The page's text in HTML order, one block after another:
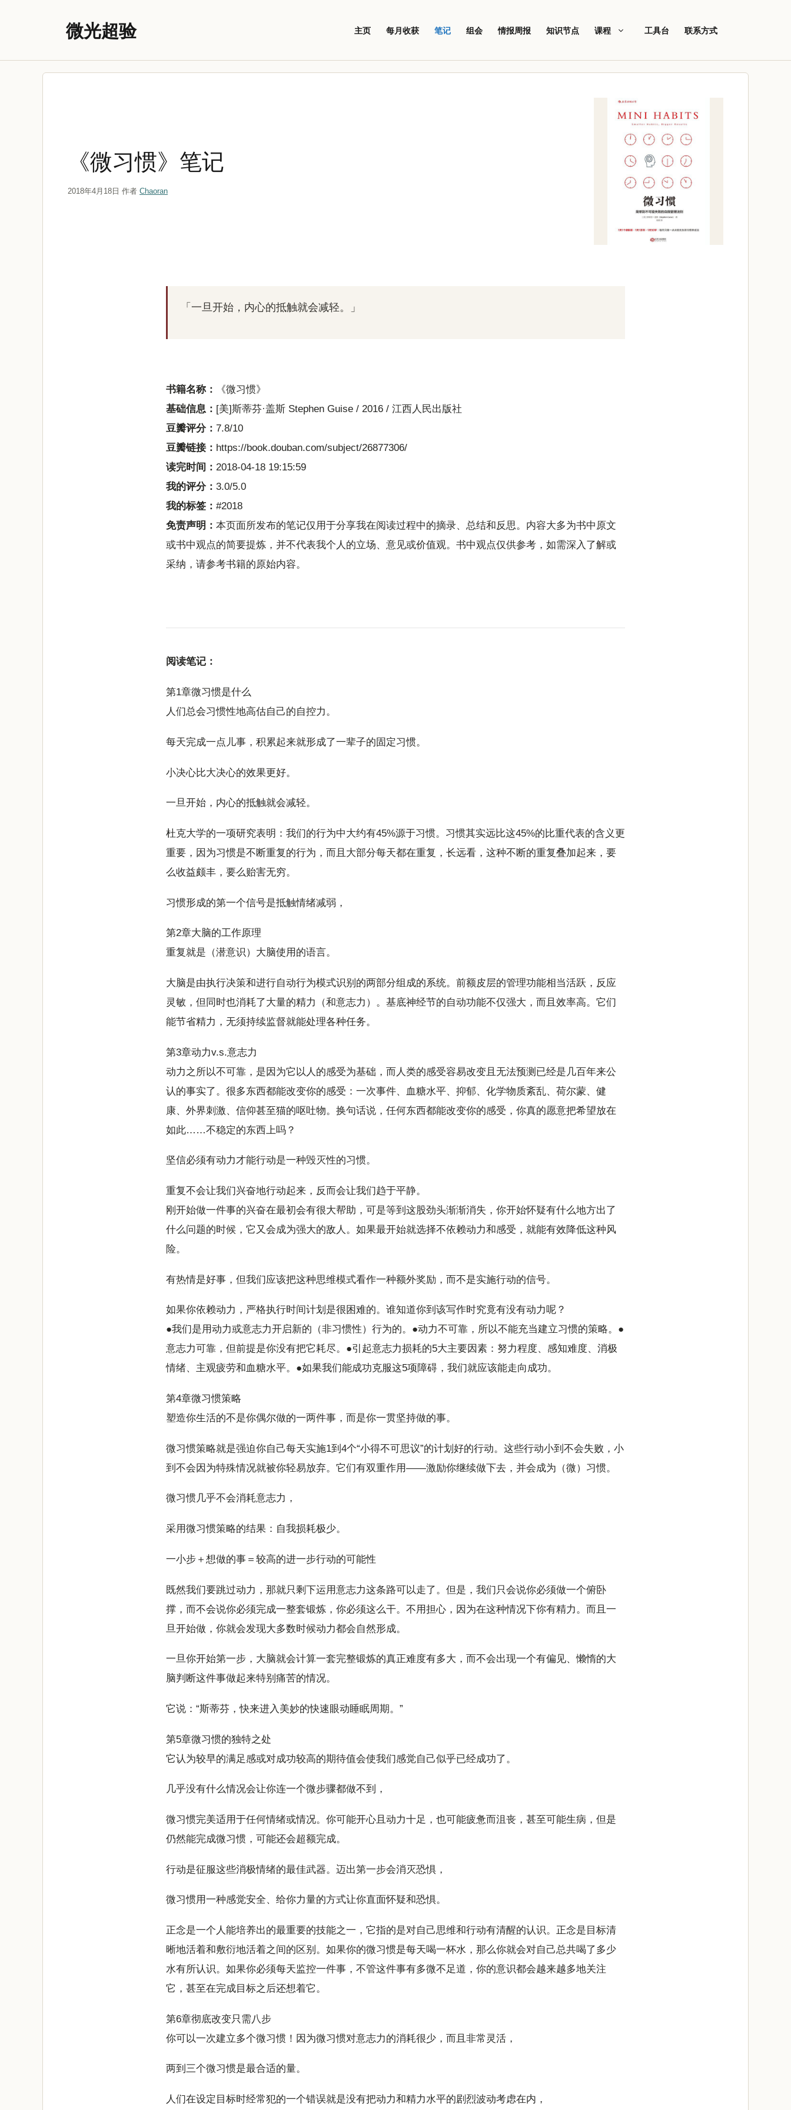
微光超验 主页 每月收获 笔记 组会 情报周报 知识节点 课程 工具台 联系方式
《微习惯》笔记
2018年4月18日 作者 Chaoran
「一旦开始，内心的抵触就会减轻。」
书籍名称：
《微习惯》
基础信息： [美]斯蒂芬·盖斯 Stephen Guise / 2016 / 江西人民出版社
豆瓣评分： 7.8/10
豆瓣链接： https://book.douban.com/subject/26877306/
读完时间： 2018-04-18 19:15:59
我的评分： 3.0/5.0
我的标签： #2018
免责声明： 本页面所发布的笔记仅用于分享我在阅读过程中的摘录、总结和反思。内容大多为书中原文
或书中观点的简要提炼，并不代表我个人的立场、意见或价值观。书中观点仅供参考，如需深入了解或
采纳，请参考书籍的原始内容。
阅读笔记：
第1章微习惯是什么
人们总会习惯性地高估自己的自控力。
每天完成一点儿事，积累起来就形成了一辈子的固定习惯。
小决心比大决心的效果更好。
一旦开始，内心的抵触就会减轻。
杜克大学的一项研究表明：我们的行为中大约有45%源于习惯。习惯其实远比这45%的比重代表的含义更
重要，因为习惯是不断重复的行为，而且大部分每天都在重复，长远看，这种不断的重复叠加起来，要
么收益颇丰，要么贻害无穷。
习惯形成的第一个信号是抵触情绪减弱，
第2章大脑的工作原理
重复就是（潜意识）大脑使用的语言。
大脑是由执行决策和进行自动行为模式识别的两部分组成的系统。前额皮层的管理功能相当活跃，反应
灵敏，但同时也消耗了大量的精力（和意志力）。基底神经节的自动功能不仅强大，而且效率高。它们
能节省精力，无须持续监督就能处理各种任务。
第3章动力v.s.意志力
动力之所以不可靠，是因为它以人的感受为基础，而人类的感受容易改变且无法预测已经是几百年来公
认的事实了。很多东西都能改变你的感受：一次事件、血糖水平、抑郁、化学物质紊乱、荷尔蒙、健
康、外界刺激、信仰甚至猫的呕吐物。换句话说，任何东西都能改变你的感受，你真的愿意把希望放在
如此……不稳定的东西上吗？
坚信必须有动力才能行动是一种毁灭性的习惯。
重复不会让我们兴奋地行动起来，反而会让我们趋于平静。
刚开始做一件事的兴奋在最初会有很大帮助，可是等到这股劲头渐渐消失，你开始怀疑有什么地方出了
什么问题的时候，它又会成为强大的敌人。如果最开始就选择不依赖动力和感受，就能有效降低这种风
险。
有热情是好事，但我们应该把这种思维模式看作一种额外奖励，而不是实施行动的信号。
如果你依赖动力，严格执行时间计划是很困难的。谁知道你到该写作时究竟有没有动力呢？
●我们是用动力或意志力开启新的（非习惯性）行为的。●动力不可靠，所以不能充当建立习惯的策略。●
意志力可靠，但前提是你没有把它耗尽。●引起意志力损耗的5大主要因素：努力程度、感知难度、消极
情绪、主观疲劳和血糖水平。●如果我们能成功克服这5项障碍，我们就应该能走向成功。
第4章微习惯策略
塑造你生活的不是你偶尔做的一两件事，而是你一贯坚持做的事。
微习惯策略就是强迫你自己每天实施1到4个“小得不可思议”的计划好的行动。这些行动小到不会失败，小
到不会因为特殊情况就被你轻易放弃。它们有双重作用——激励你继续做下去，并会成为（微）习惯。
微习惯几乎不会消耗意志力，
采用微习惯策略的结果：自我损耗极少。
一小步＋想做的事＝较高的进一步行动的可能性
既然我们要跳过动力，那就只剩下运用意志力这条路可以走了。但是，我们只会说你必须做一个俯卧
撑，而不会说你必须完成一整套锻炼，你必须这么干。不用担心，因为在这种情况下你有精力。而且一
旦开始做，你就会发现大多数时候动力都会自然形成。
一旦你开始第一步，大脑就会计算一套完整锻炼的真正难度有多大，而不会出现一个有偏见、懒惰的大
脑判断这件事做起来特别痛苦的情况。
它说：“斯蒂芬，快来进入美妙的快速眼动睡眠周期。”
第5章微习惯的独特之处
它认为较早的满足感或对成功较高的期待值会使我们感觉自己似乎已经成功了。
几乎没有什么情况会让你连一个微步骤都做不到，
微习惯完美适用于任何情绪或情况。你可能开心且动力十足，也可能疲惫而沮丧，甚至可能生病，但是
仍然能完成微习惯，可能还会超额完成。
行动是征服这些消极情绪的最佳武器。迈出第一步会消灭恐惧，
微习惯用一种感觉安全、给你力量的方式让你直面怀疑和恐惧。
正念是一个人能培养出的最重要的技能之一，它指的是对自己思维和行动有清醒的认识。正念是目标清
晰地活着和敷衍地活着之间的区别。如果你的微习惯是每天喝一杯水，那么你就会对自己总共喝了多少
水有所认识。如果你必须每天监控一件事，不管这件事有多微不足道，你的意识都会越来越多地关注
它，甚至在完成目标之后还想着它。
第6章彻底改变只需八步
你可以一次建立多个微习惯！因为微习惯对意志力的消耗很少，而且非常灵活，
两到三个微习惯是最合适的量。
人们在设定目标时经常犯的一个错误就是没有把动力和精力水平的剧烈波动考虑在内，